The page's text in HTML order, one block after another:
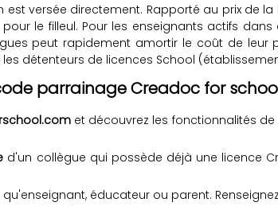
versée directement. Rapporté au prix de
le filleul. Pour les enseignants actifs
peut rapidement amortir le coût de leur
les détenteurs de licences School
parrainage Creadoc for
et découvrez les fonctionnalités
d'un collègue qui possède déjà une licence
éducateur ou parent.